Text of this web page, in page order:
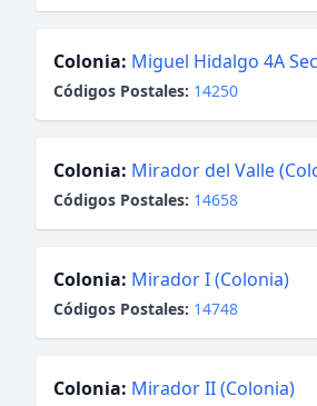
Colonia: Miguel Hidalgo 4A
Códigos Postales: 14250
Colonia: Mirador del Valle
Códigos Postales: 14658
Colonia: Mirador I (Colonia)
Códigos Postales: 14748
Colonia: Mirador II (Colonia)